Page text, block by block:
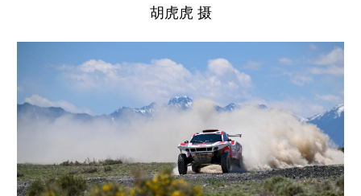
胡虎虎 摄